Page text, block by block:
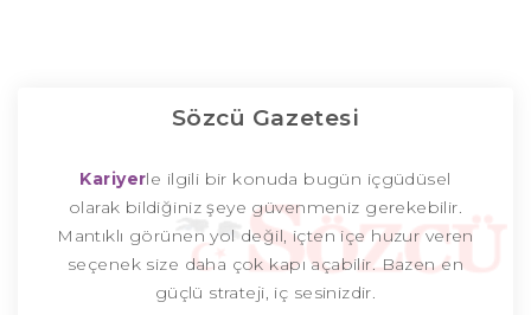
Sözcü Gazetesi
Kariyerle ilgili bir konuda bugün içgüdüsel
olarak bildiğiniz şeye güvenmeniz gerekebilir.
Mantıklı görünen yol değil, içten içe huzur veren
seçenek size daha çok kapı açabilir. Bazen en
güçlü strateji, iç sesinizdir.